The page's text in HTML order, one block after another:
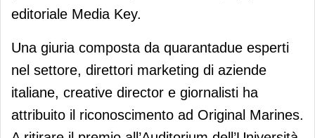
editoriale Media Key.
Una giuria composta da quarantadue esperti
nel settore, direttori marketing di aziende
italiane, creative director e giornalisti ha
attribuito il riconoscimento ad Original Marines.